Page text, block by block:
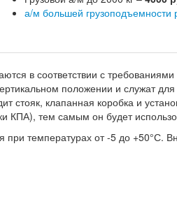
а/м большей грузоподъемности
в соответствии с
положении и служат
стояк, клапанная коробка и
КПА), тем самым он будет
температурах от -5 до +50°С.